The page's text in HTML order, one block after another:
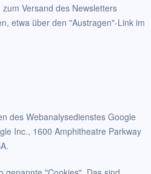
Versand des Newsletters
etwa über den "Austragen"-Link im
des Webanalysedienstes Google
Inc., 1600 Amphitheatre Parkway